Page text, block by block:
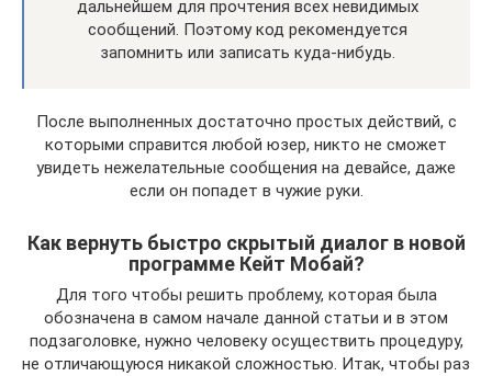
дальнейшем для прочтения всех невидимых
сообщений. Поэтому код рекомендуется
запомнить или записать куда-нибудь.
После выполненных достаточно простых действий, с
которыми справится любой юзер, никто не сможет
увидеть нежелательные сообщения на девайсе, даже
если он попадет в чужие руки.
Как вернуть быстро скрытый диалог в новой
программе Кейт Мобай?
Для того чтобы решить проблему, которая была
обозначена в самом начале данной статьи и в этом
подзаголовке, нужно человеку осуществить процедуру,
не отличающуюся никакой сложностью. Итак, чтобы раз